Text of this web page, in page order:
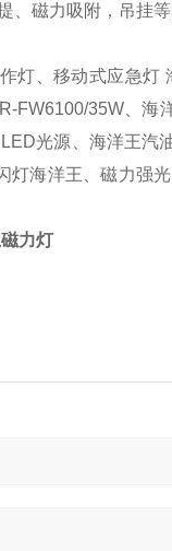
磁力吸附，吊挂等
灯、移动式应急灯
FW6100/35W、海
光源、海洋王汽
灯海洋王 、磁力强
力灯